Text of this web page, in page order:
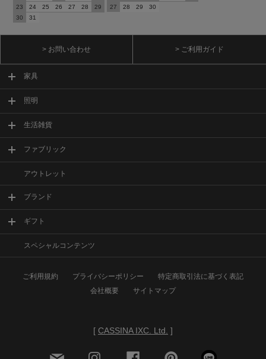
23
24 25 26 27 28
29
30
31
27
28 29 30
> お問い合わせ > ご利用ガイド
家具
照明
生活雑貨
ファブリック
アウトレット
ブランド
ギフト
スペシャルコンテンツ
ご利用規約 プライバシーポリシー
特定商取引法に基づく表記
会社概要
サイトマップ
[ CASSINA IXC. Ltd. ]